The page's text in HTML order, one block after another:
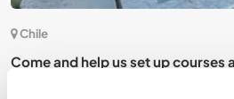
Chile
Come and help us set up courses